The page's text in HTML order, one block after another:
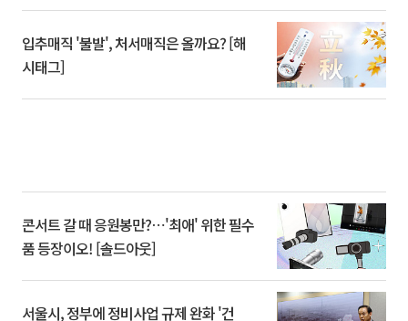
입추매직 '불발', 처서매직은 올까요? [해
시태그]
콘서트 갈 때 응원봉만?⋯'최애' 위한 필수
품 등장이오! [솔드아웃]
서울시, 정부에 정비사업 규제 완화 '건